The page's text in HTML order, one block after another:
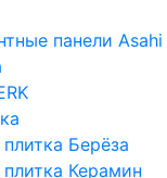
панели Asahi
Берёза
Керамин